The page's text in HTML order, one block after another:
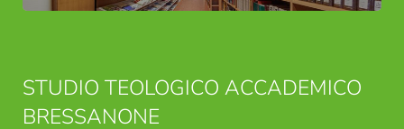
STUDIO TEOLOGICO ACCADEMICO
BRESSANONE
*campi obbligatori